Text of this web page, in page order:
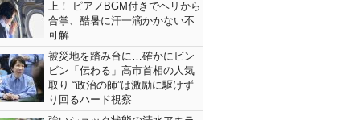
上！ ピアノBGM付きでヘリから
合掌、酷暑に汗一滴かかない不
可解
被災地を踏み台に…確かにビン
ビン「伝わる」高市首相の人気
取り “政治の師”は激励に駆けず
り回るハード視察